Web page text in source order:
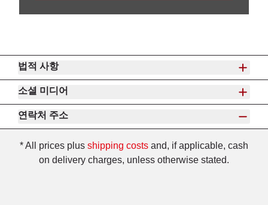
법적 사항
소셜 미디어
연락처 주소
* All prices plus shipping costs and, if applicable, cash
on delivery charges, unless otherwise stated.